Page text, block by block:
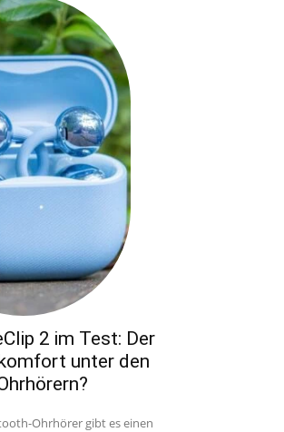
2 im Test: Der
unter den
Ohrhörer gibt es einen